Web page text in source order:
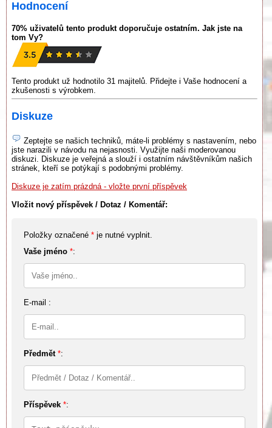
Hodnocení
70% uživatelů tento produkt doporučuje ostatním. Jak jste na
tom Vy?
Tento produkt už hodnotilo 31 majitelů. Přidejte i Vaše hodnocení a
zkušenosti s výrobkem.
Diskuze
Zeptejte se našich techniků, máte-li problémy s nastavením, nebo
jste narazili v návodu na nejasnosti. Využijte naši moderovanou
diskuzi. Diskuze je veřejná a slouží i ostatním návštěvníkům našich
stránek, kteří se potýkají s podobnými problémy.
Diskuze je zatím prázdná - vložte první příspěvek
Vložit nový příspěvek / Dotaz / Komentář:
Položky označené * je nutné vyplnit.
Vaše jméno *:
E-mail :
Předmět *:
Příspěvek *: